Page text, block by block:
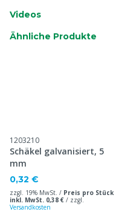
Videos
Ähnliche Produkte
1203210
Schäkel galvanisiert, 5
mm
0,32 €
zzgl. 19% MwSt. / Preis pro Stück
inkl. MwSt. 0,38 € / zzgl.
Versandkosten